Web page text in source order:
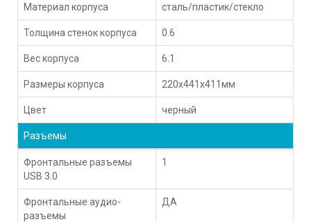
Материал корпуса сталь/пластик/стекло
Толщина стенок корпуса 0.6
Вес корпуса 6.1
Размеры корпуса 220x441x411мм
Цвет черный
Разъемы
Фронтальные разъемы
USB 3.0
1
Фронтальные аудио-
разъемы
ДА